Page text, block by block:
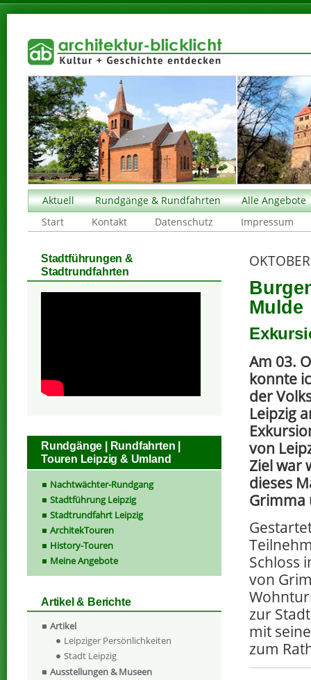
Aktuell Rundgänge & Rundfahrten
Alle Angebote
Start
Kontakt Datenschutz Impressum
Mulde
Am 03.
konnte
der
Leipzig
von
Ziel war
dieses
Grimma
Schloss
von
zur
mit
zum
Stadtführungen &
Stadtrundfahrten
Rundgänge | Rundfahrten |
Touren Leipzig & Umland
Nachtwächter-Rundgang
Stadtführung Leipzig
Stadtrundfahrt Leipzig
ArchitekTouren
History-Touren
Meine Angebote
Artikel & Berichte
Artikel
Leipziger Persönlichkeiten
Stadt Leipzig
Ausstellungen & Museen